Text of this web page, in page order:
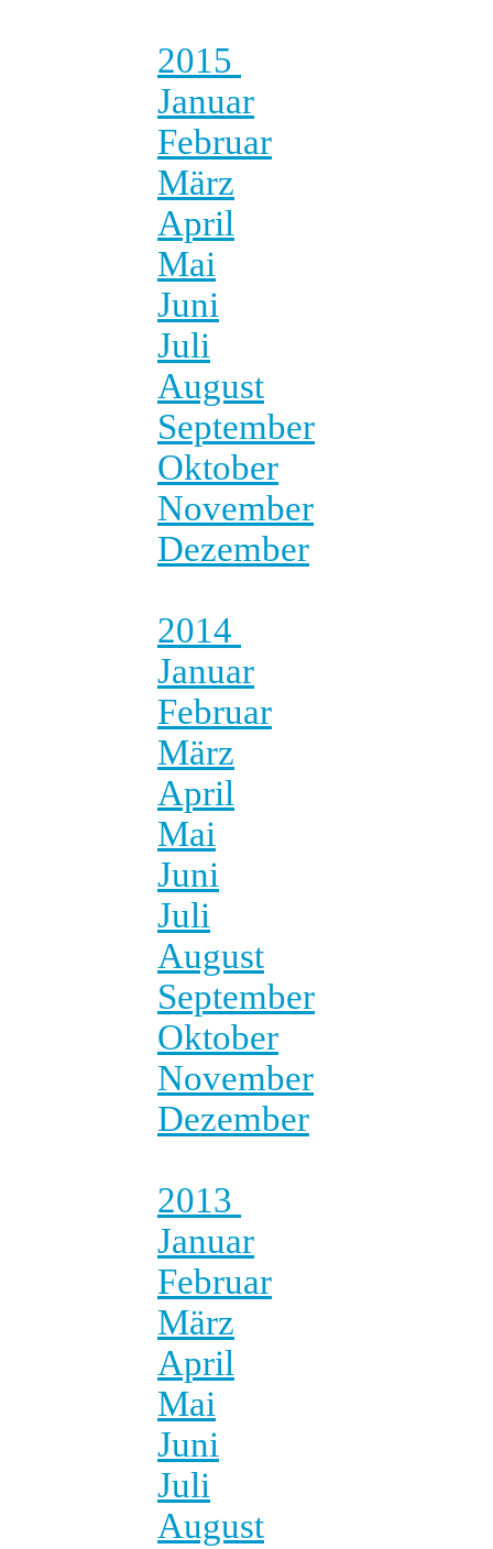
2015
Januar
Februar
März
April
Mai
Juni
Juli
August
September
Oktober
November
Dezember
2014
Januar
Februar
März
April
Mai
Juni
Juli
August
September
Oktober
November
Dezember
2013
Januar
Februar
März
April
Mai
Juni
Juli
August